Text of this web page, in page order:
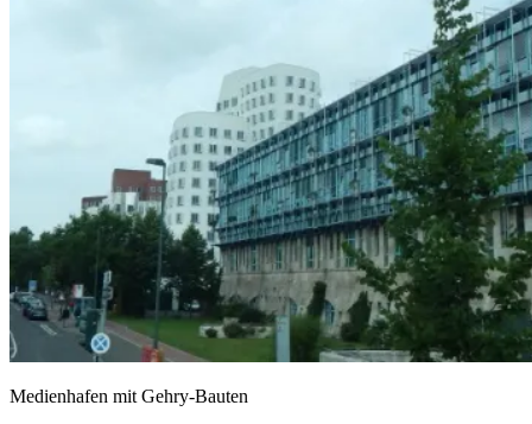
Medienhafen mit Gehry-Bauten